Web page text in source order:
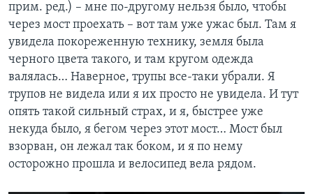
прим. ред.) – мне по-другому нельзя было, чтобы
через мост проехать – вот там уже ужас был. Там я
увидела покореженную технику, земля была
черного цвета такого, и там кругом одежда
валялась… Наверное, трупы все-таки убрали. Я
трупов не видела или я их просто не увидела. И тут
опять такой сильный страх, и я, быстрее уже
некуда было, я бегом через этот мост… Мост был
взорван, он лежал так боком, и я по нему
осторожно прошла и велосипед вела рядом.